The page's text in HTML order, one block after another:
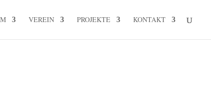
VEREIN PROJEKTE KONTAKT